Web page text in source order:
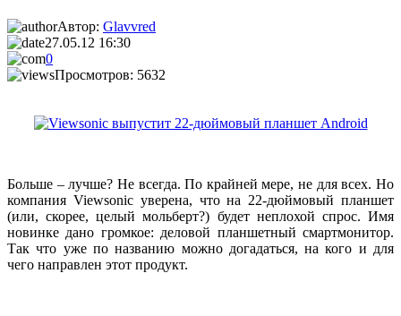
Автор: Glavvred
27.05.12 16:30
0
Просмотров: 5632
Больше – лучше? Не всегда. По крайней мере, не для всех. Но
компания Viewsonic уверена, что на 22-дюймовый планшет
(или, скорее, целый мольберт?) будет неплохой спрос. Имя
новинке дано громкое: деловой планшетный смартмонитор.
Так что уже по названию можно догадаться, на кого и для
чего направлен этот продукт.